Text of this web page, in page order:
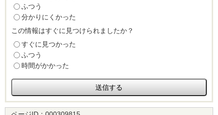
ふつう
分かりにくかった
この情報はすぐに見つけられましたか？
すぐに見つかった
ふつう
時間がかかった